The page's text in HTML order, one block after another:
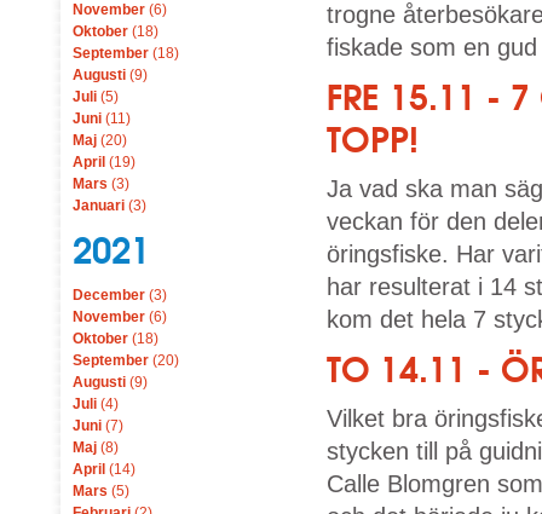
November (6)
Oktober (18)
September (18)
Augusti (9)
Juli (5)
Juni (11)
Maj (20)
April (19)
Mars (3)
Januari (3)
2021
December (3)
November (6)
Oktober (18)
September (20)
Augusti (9)
Juli (4)
Juni (7)
Maj (8)
April (14)
Mars (5)
trogne
fiskade som en
FRE 15.11 -
TOPP!
Ja vad ska man
veckan för den
öringsfiske. Har
har resulterat i 14
kom det hela 7
TO 14.11 -
Vilket bra
stycken till på
Calle Blomgren